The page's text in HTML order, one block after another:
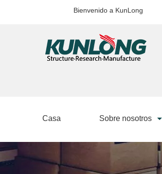
Bienvenido a KunLong
Casa Sobre nosotros